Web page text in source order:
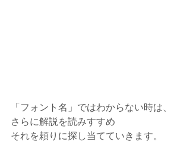
「フォント名」ではわからない時は、
さらに解説を読みすすめ
それを頼りに探し当てていきます。